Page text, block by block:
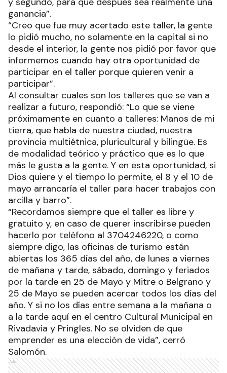
ganancia”.
“Creo que fue muy acertado este taller, la gente
lo pidió mucho, no solamente en la capital si no
desde el interior, la gente nos pidió por favor que
informemos cuando hay otra oportunidad de
participar en el taller porque quieren venir a
participar”.
Al consultar cuales son los talleres que se van a
realizar a futuro, respondió: “Lo que se viene
próximamente en cuanto a talleres: Manos de mi
tierra, que habla de nuestra ciudad, nuestra
provincia multiétnica, pluricultural y bilingüe. Es
de modalidad teórico y práctico que es lo que
más le gusta a la gente. Y en esta oportunidad, si
Dios quiere y el tiempo lo permite, el 8 y el 10 de
mayo arrancaría el taller para hacer trabajos con
arcilla y barro”.
“Recordamos siempre que el taller es libre y
gratuito y, en caso de querer inscribirse pueden
hacerlo por teléfono al 3704246220, o como
siempre digo, las oficinas de turismo están
abiertas los 365 días del año, de lunes a viernes
de mañana y tarde, sábado, domingo y feriados
por la tarde en 25 de Mayo y Mitre o Belgrano y
25 de Mayo se pueden acercar todos los días del
año. Y si no los días entre semana a la mañana o
a la tarde aquí en el centro Cultural Municipal en
Rivadavia y Pringles. No se olviden de que
emprender es una elección de vida”, cerró
Salomón.
Ads